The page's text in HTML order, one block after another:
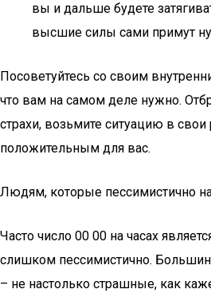
вы и дальше будете
высшие силы сами примут
Посоветуйтесь со своим
что вам на самом деле нужно.
страхи, возьмите ситуацию в
положительным для вас.
Людям, которые пессимистично
Часто число 00 00 на часах
слишком пессимистично.
– не настолько страшные, как